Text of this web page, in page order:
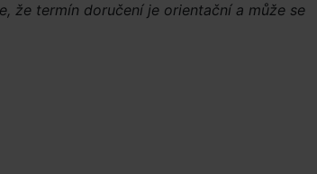
že termín doručení je orientační a může se